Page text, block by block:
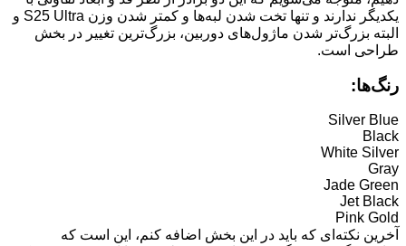
یکدیگر ندارند و تنها تخت شدن لبه‌ها و کمتر شدن وزن S25 Ultra و
البته بزرگ‌تر شدن ماژول‌های دوربین، بزرگ‌ترین تغییر در بخش
طراحی است.
رنگ‌ها:
Silver Blue
Black
White Silver
Gray
Jade Green
Jet Black
Pink Gold
آخرین نکته‌ای که باید در این بخش اضافه کنم، این است که